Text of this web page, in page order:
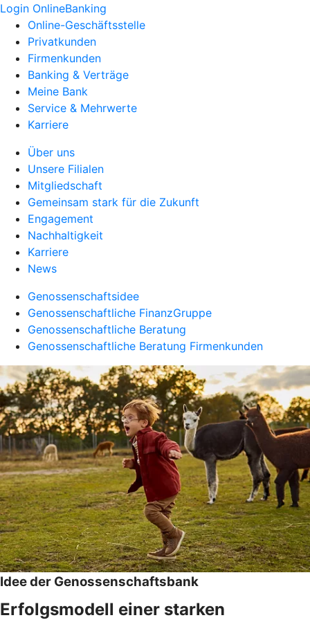
Login OnlineBanking
Online-Geschäftsstelle
Privatkunden
Firmenkunden
Banking & Verträge
Meine Bank
Service & Mehrwerte
Karriere
Über uns
Unsere Filialen
Mitgliedschaft
Gemeinsam stark für die Zukunft
Engagement
Nachhaltigkeit
Karriere
News
Genossenschaftsidee
Genossenschaftliche FinanzGruppe
Genossenschaftliche Beratung
Genossenschaftliche Beratung Firmenkunden
Idee der Genossenschaftsbank
Erfolgsmodell einer starken